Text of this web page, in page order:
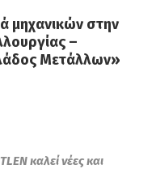
μηχανικών στην
–
Μετάλλων»
καλεί νέες και